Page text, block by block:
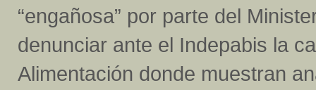
“engañosa” por parte del
denunciar ante el Indepabis la
Alimentación donde muestran